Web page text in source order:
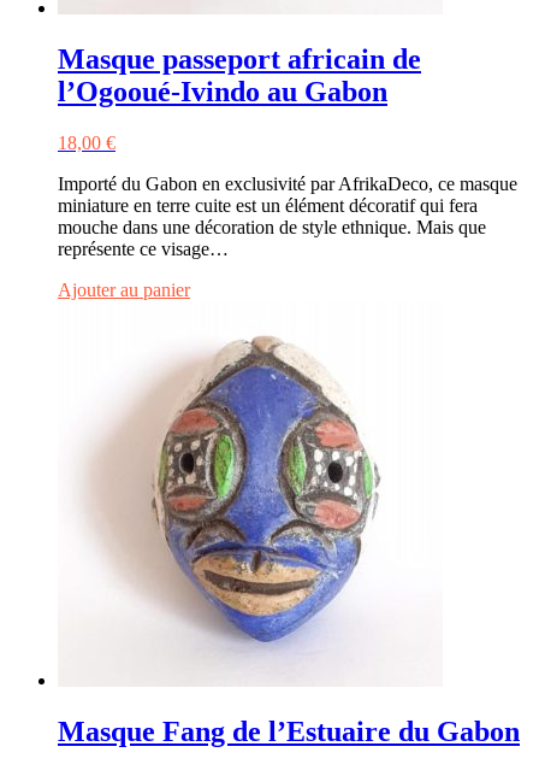
Masque passeport africain de
l’Ogooué-Ivindo au Gabon
18,00 €
Importé du Gabon en exclusivité par AfrikaDeco, ce masque
miniature en terre cuite est un élément décoratif qui fera
mouche dans une décoration de style ethnique. Mais que
représente ce visage…
Ajouter au panier
Masque Fang de l’Estuaire du Gabon